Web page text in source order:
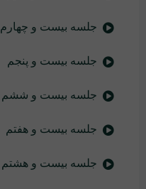
جلسه بیست و چهارم
جلسه بیست و پنجم
جلسه بیست و ششم
جلسه بیست و هفتم
جلسه بیست و هشتم